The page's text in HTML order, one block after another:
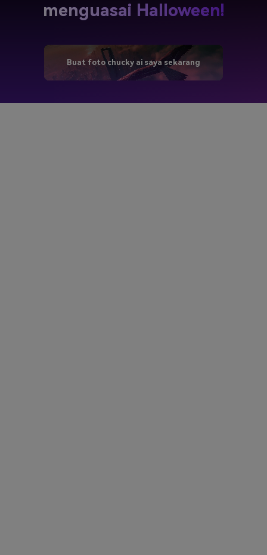
menguasai Halloween!
Buat foto chucky ai saya sekarang